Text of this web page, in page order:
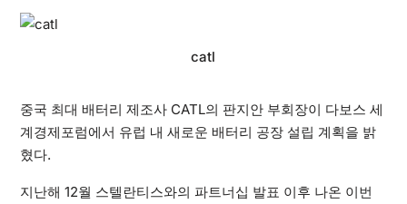
catl
중국 최대 배터리 제조사 CATL의 판지안 부회장이 다보스 세
계경제포럼에서 유럽 내 새로운 배터리 공장 설립 계획을 밝
혔다.
지난해 12월 스텔란티스와의 파트너십 발표 이후 나온 이번